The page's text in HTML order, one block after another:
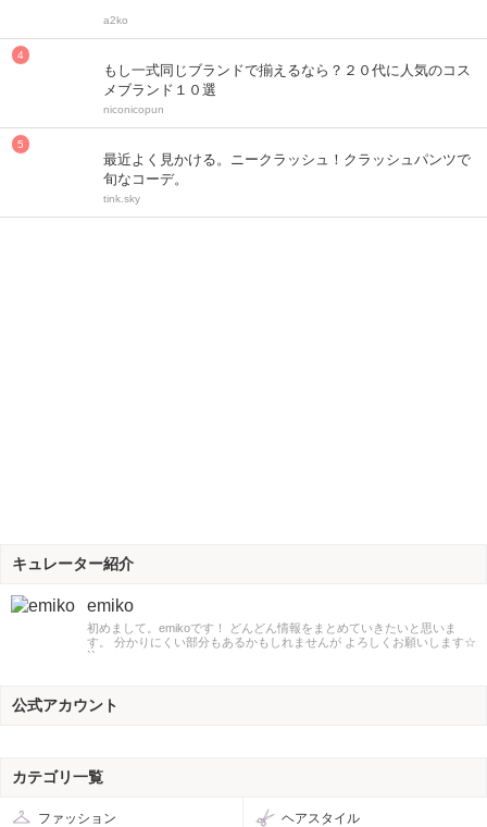
a2ko
もし一式同じブランドで揃えるなら？２０代に人気のコス
メブランド１０選
niconicopun
最近よく見かける。ニークラッシュ！クラッシュパンツで
旬なコーデ。
tink.sky
キュレーター紹介
emiko
初めまして。emikoです！ どんどん情報をまとめていきたいと思いま
す。 分かりにくい部分もあるかもしれませんが よろしくお願いします☆
``
公式アカウント
カテゴリ一覧
ファッション ヘアスタイル